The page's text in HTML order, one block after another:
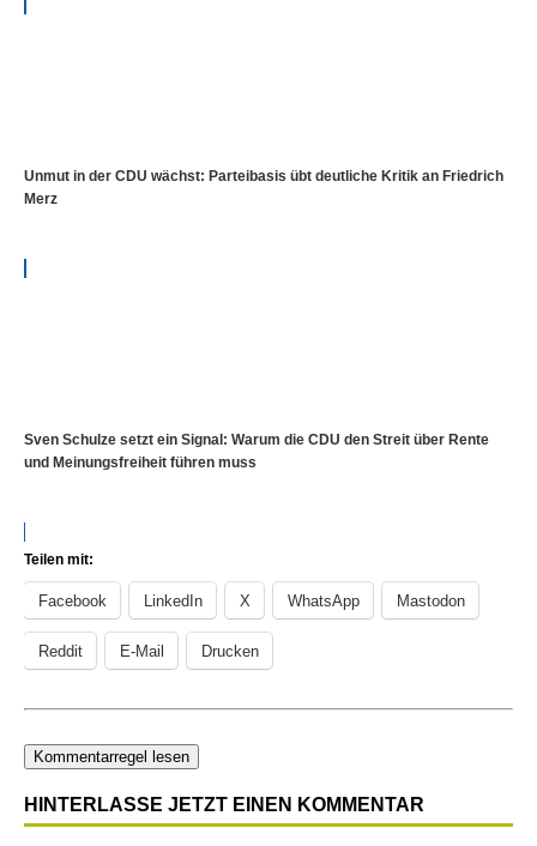
Unmut in der CDU wächst: Parteibasis übt deutliche Kritik an Friedrich
Merz
Sven Schulze setzt ein Signal: Warum die CDU den Streit über Rente
und Meinungsfreiheit führen muss
Teilen mit:
Facebook LinkedIn X WhatsApp Mastodon
Reddit E-Mail Drucken
Kommentarregel lesen
HINTERLASSE JETZT EINEN KOMMENTAR